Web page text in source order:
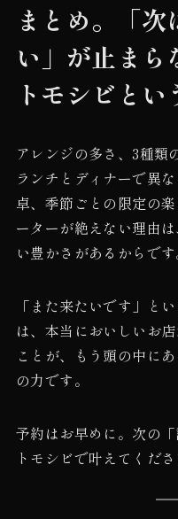
まとめ。「
い」が止まら
トモシビとい
アレンジの多さ、3種類
ランチとディナーで異
卓、季節ごとの限定の
ーターが絶えない理由
い豊かさがあるからです
「また来たいです」と
は、本当においしいお
ことが、もう頭の中に
の力です。
予約はお早めに。次の
トモシビで叶えてくださ